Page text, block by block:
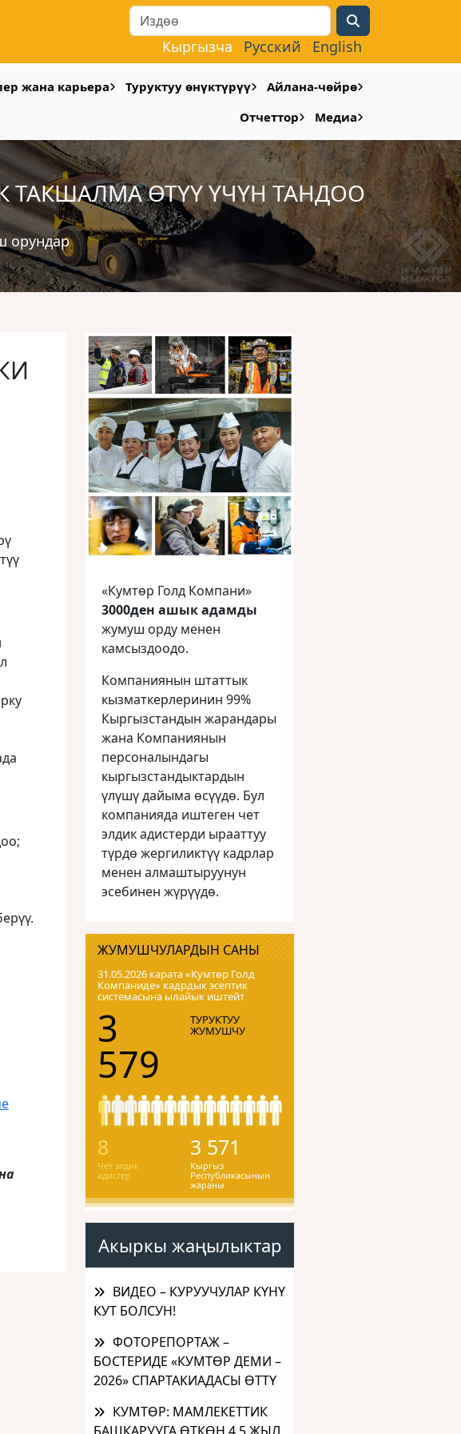
Search
Кыргызча Русский English
жана карьера Туруктуу өнүктүрүү
Айлана-чөйрө
Отчеттор
Медиа
ӨТҮҮ ҮЧҮН ТАНДОО
орундар
«Кумтөр Голд Компани»
3000ден ашык адамды
жумуш орду менен
камсыздоодо.
Компаниянын штаттык
кызматкерлеринин 99%
Кыргызстандын жарандары
жана Компаниянын
персоналындагы
кыргызстандыктардын
үлүшү дайыма өсүүдө. Бул
компанияда иштеген чет
элдик адистерди ырааттуу
түрдө жергиликтүү кадрлар
менен алмаштыруунун
эсебинен жүрүүдө.
ЖУМУШЧУЛАРДЫН САНЫ
31.05.2026 карата «Кумтɵр Голд
Компаниде» кадрдык эсептик
системасына ылайык иштейт
3
579
ТУРУКТУУ
ЖУМУШЧУ
8
Чет элдик
адистер
3 571
Кыргыз
Республикасынын
жараны
Акыркы жаңылыктар
ВИДЕО – КУРУУЧУЛАР КҮНҮ
КУТ БОЛСУН!
ФОТОРЕПОРТАЖ –
БОСТЕРИДЕ «КУМТӨР ДЕМИ –
2026» СПАРТАКИАДАСЫ ӨТТҮ
КУМТӨР: МАМЛЕКЕТТИК
БАШКАРУУГА ӨТКӨН 4,5 ЖЫЛ